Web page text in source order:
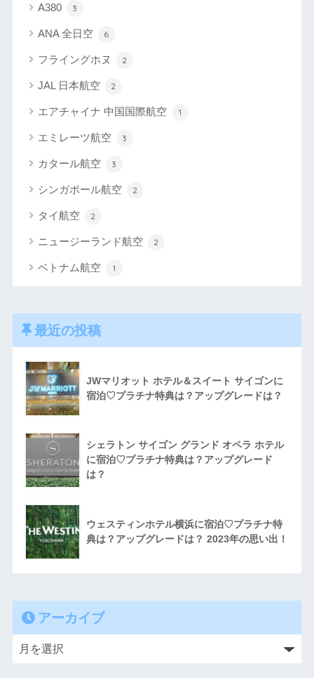
A380 3
ANA 全日空 6
フライングホヌ 2
JAL 日本航空 2
エアチャイナ 中国国際航空 1
エミレーツ航空 3
カタール航空 3
シンガポール航空 2
タイ航空 2
ニュージーランド航空 2
ベトナム航空 1
最近の投稿
JWマリオット ホテル＆スイート サイゴンに
宿泊♡プラチナ特典は？アップグレードは？
シェラトン サイゴン グランド オペラ ホテル
に宿泊♡プラチナ特典は？アップグレード
は？
ウェスティンホテル横浜に宿泊♡プラチナ特
典は？アップグレードは？ 2023年の思い出！
アーカイブ